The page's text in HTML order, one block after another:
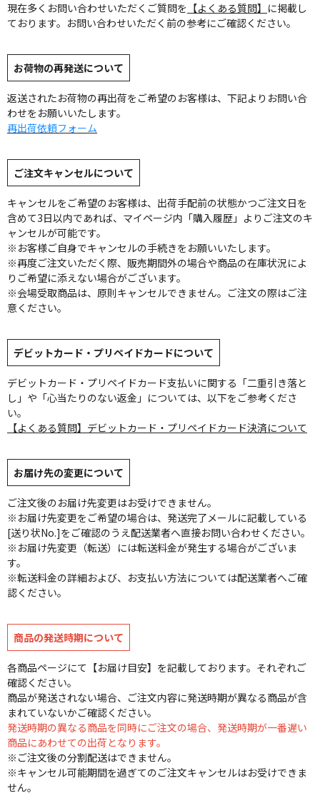
現在多くお問い合わせいただくご質問を 【よくある質問】 に掲載し
ております。お問い合わせいただく前の参考にご確認ください。
お荷物の再発送について
返送されたお荷物の再出荷をご希望のお客様は、下記よりお問い合
わせをお願いいたします。
再出荷依頼フォーム
ご注文キャンセルについて
キャンセルをご希望のお客様は、出荷手配前の状態かつご注文日を
含めて3日以内であれば、マイページ内「購入履歴」よりご注文のキ
ャンセルが可能です。
※お客様ご自身でキャンセルの手続きをお願いいたします。
※再度ご注文いただく際、販売期間外の場合や商品の在庫状況によ
りご希望に添えない場合がございます。
※会場受取商品は、原則キャンセルできません。ご注文の際はご注
意ください。
デビットカード・プリペイドカードについて
デビットカード・プリペイドカード支払いに関する「二重引き落と
し」や「心当たりのない返金」については、以下をご参考くださ
い。
【よくある質問】デビットカード・プリペイドカード決済について
お届け先の変更について
ご注文後のお届け先変更はお受けできません。
※お届け先変更をご希望の場合は、発送完了メールに記載している
[送り状No.]をご確認のうえ配送業者へ直接お問い合わせください。
※お届け先変更（転送）には転送料金が発生する場合がございま
す。
※転送料金の詳細および、お支払い方法については配送業者へご確
認ください。
商品の発送時期について
各商品ページにて【お届け目安】を記載しております。それぞれご
確認ください。
商品が発送されない場合、ご注文内容に発送時期が異なる商品が含
まれていないかご確認ください。
発送時期の異なる商品を同時にご注文の場合、発送時期が一番遅い
商品にあわせての出荷となります。
※ご注文後の分割配送はできません。
※キャンセル可能期間を過ぎてのご注文キャンセルはお受けできま
せん。